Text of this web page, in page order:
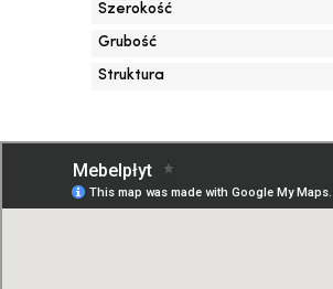
Szerokość
Grubość
Struktura